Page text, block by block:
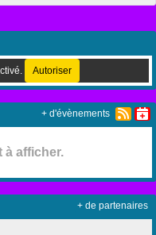
Autoriser
à afficher.
+ d'évènements
+ de partenaires